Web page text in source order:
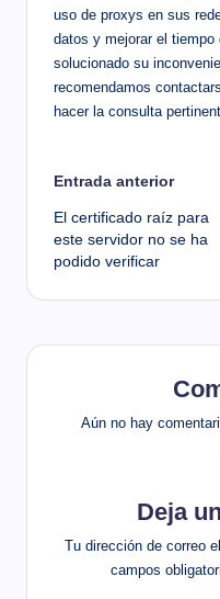
uso de proxys en sus
datos y mejorar el
solucionado su
recomendamos
hacer la consulta
Navegación
de
entradas
Entrada anterior
El certificado raíz para
este servidor no se ha
podido verificar
Aún no hay
Deja
Tu dirección de correo
campos